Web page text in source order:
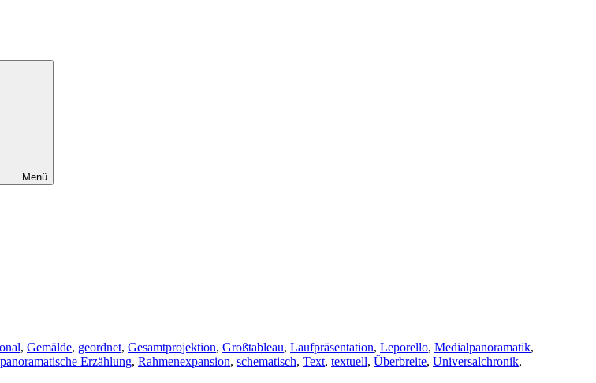
Menü
, Gemälde, geordnet, Gesamtprojektion, Großtableau, Laufpräsentation, Leporello, Medialpanoramatik,
panoramatische Erzählung, Rahmenexpansion, schematisch, Text, textuell, Überbreite, Universalchronik,